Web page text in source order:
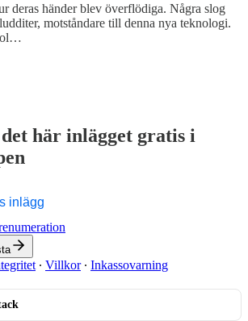
deras händer blev överflödiga. Några slog
motståndare till denna nya teknologi.
här inlägget gratis i
inlägg
∙ Villkor∙ Inkassovarning